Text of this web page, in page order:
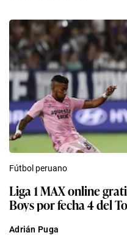
Fútbol peruano
Liga 1 MAX online
Boys por fecha 4 del
Adrián Puga